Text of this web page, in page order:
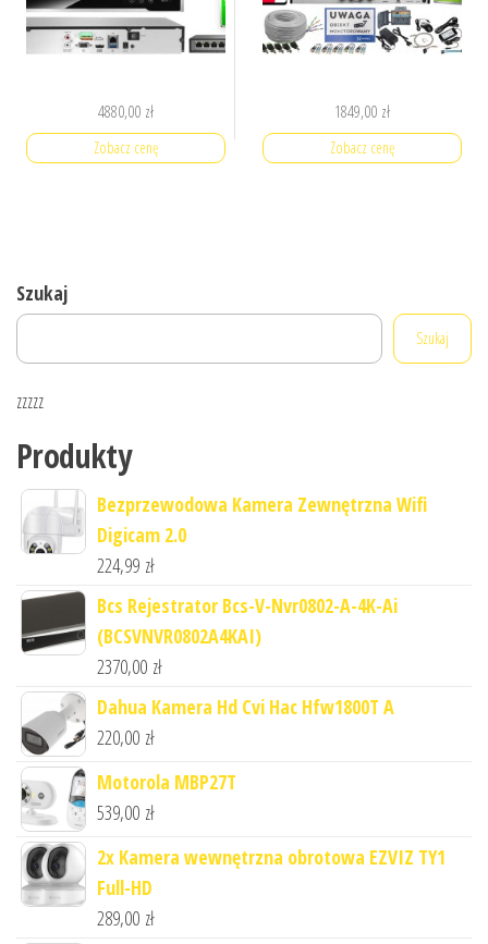
4880,00 zł
Zobacz cenę
1849,00 zł
Zobacz cenę
Szukaj
Szukaj
zzzzz
Produkty
Bezprzewodowa Kamera Zewnętrzna Wifi
Digicam 2.0
224,99 zł
Bcs Rejestrator Bcs-V-Nvr0802-A-4K-Ai
(BCSVNVR0802A4KAI)
2370,00 zł
Dahua Kamera Hd Cvi Hac Hfw1800T A
220,00 zł
Motorola MBP27T
539,00 zł
2x Kamera wewnętrzna obrotowa EZVIZ TY1
Full-HD
289,00 zł